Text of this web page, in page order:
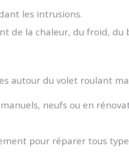
les intrusions.
de la chaleur, du froid, du
autour du volet roulant
neufs ou en
pour réparer tous